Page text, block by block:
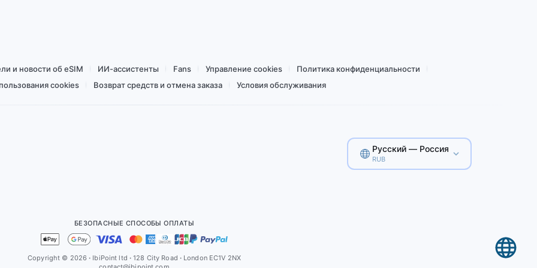
и новости об eSIM ИИ-ассистенты Fans Управление cookies
Политика конфиденциальности
cookies
Возврат средств и отмена заказа Условия обслуживания
Русский — Россия
RUB
БЕЗОПАСНЫЕ СПОСОБЫ ОПЛАТЫ
Copyright © 2026· IbiPoint ltd · 128 City Road · London EC1V 2NX